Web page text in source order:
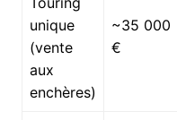
unique
(vente
aux
enchères)
~35 000
€